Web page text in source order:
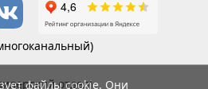
отдел)
файлы cookie. Они